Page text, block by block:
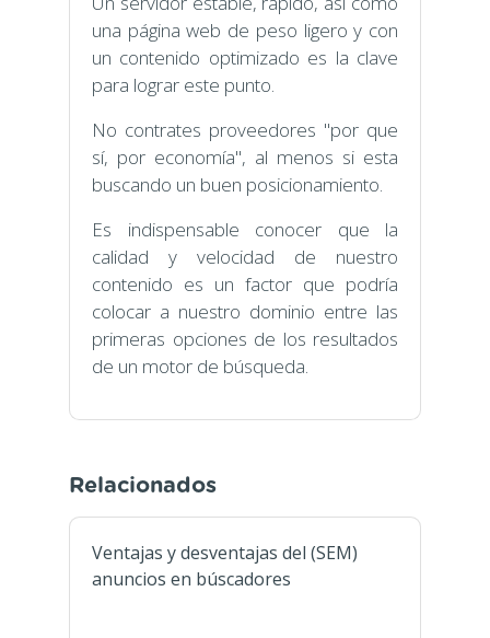
una página web de peso ligero y con
un contenido optimizado es la clave
para lograr este punto.
No contrates proveedores "por que
sí, por economía", al menos si esta
buscando un buen posicionamiento.
Es indispensable conocer que la
calidad y velocidad de nuestro
contenido es un factor que podría
colocar a nuestro dominio entre las
primeras opciones de los resultados
de un motor de búsqueda.
Relacionados
Ventajas y desventajas del (SEM)
anuncios en búscadores